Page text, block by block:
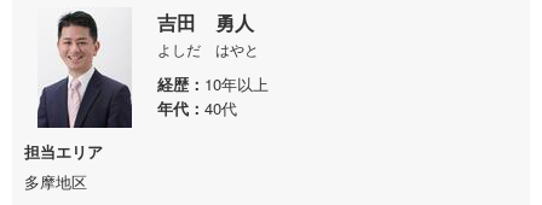
吉田 勇人
よしだ はやと
経歴
10年以上
年代
40代
担当エリア
多摩地区